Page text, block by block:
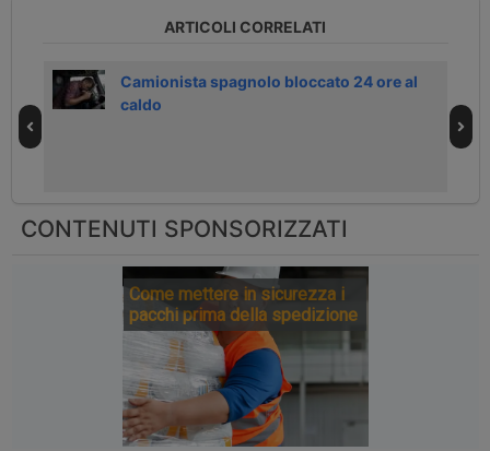
ARTICOLI CORRELATI
Camionista spagnolo bloccato 24 ore al
caldo
CONTENUTI SPONSORIZZATI
Come mettere in sicurezza i
pacchi prima della spedizione